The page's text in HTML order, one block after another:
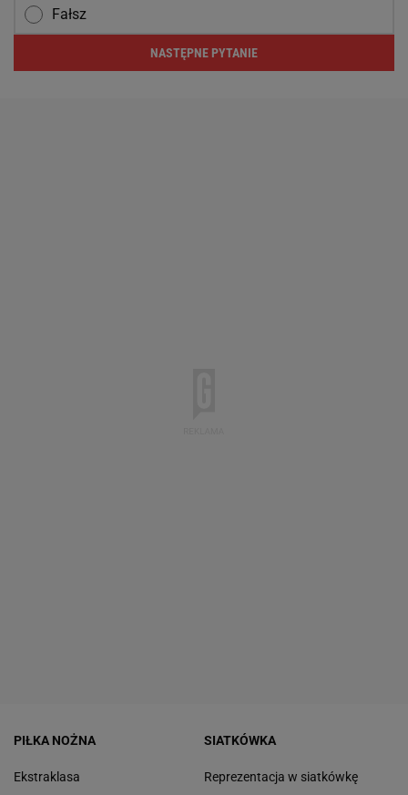
Fałsz
NASTĘPNE PYTANIE
PIŁKA NOŻNA
Ekstraklasa
SIATKÓWKA
Reprezentacja w siatkówkę